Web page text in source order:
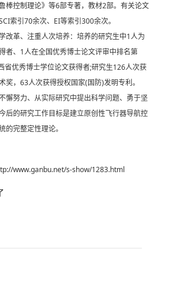
棒控制理论》等6部专著，教材2部。有关论文
索引70余次、EI等索引300余次。
革、注重人次培养：培养的研究生中1人为
者、1人在全国优秀博士论文评审中排名第
省优秀博士学位论文获得者;研究生126人次获
奖，63人次获得授权国家(国防)发明专利。
努力、从实际研究中提出科学问题、勇于坚
后的研究工作目标是建立原创性飞行器导航控
的完整定性理论。
www.ganbu.net/s-show/1283.html